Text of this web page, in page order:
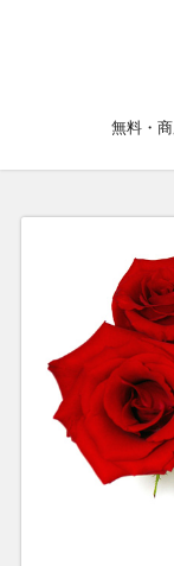
無料・